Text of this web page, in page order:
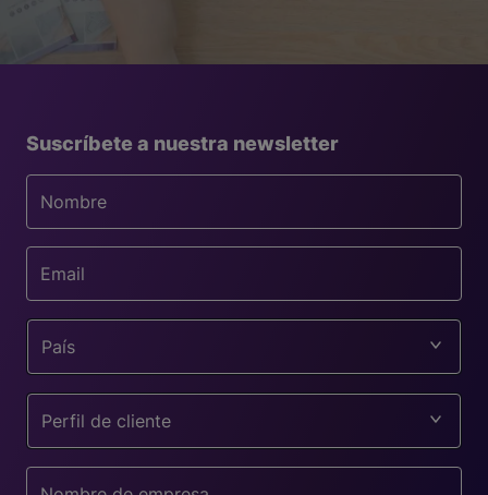
Suscríbete a nuestra newsletter
País
Perfil de cliente